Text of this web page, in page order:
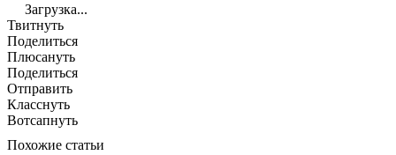
Загрузка...
Твитнуть
Поделиться
Плюсануть
Поделиться
Отправить
Класснуть
Вотсапнуть
Похожие статьи